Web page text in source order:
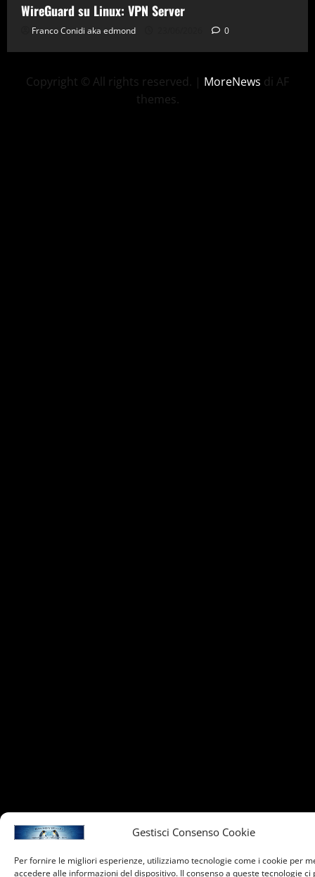
Gestisci Consenso Cookie
Per fornire le migliori esperienze, utilizziamo tecnologie come i cookie per
accedere alle informazioni del dispositivo. Il consenso a queste tecnologie
WireGuard su Linux: VPN Server
Franco Conidi aka edmond 0
Copyright © All rights reserved. | MoreNews di AF
themes.